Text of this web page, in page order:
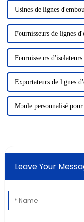
Usines de lignes
Fournisseurs de lignes
Fournisseurs
Exportateurs de lignes
Moule personnalisé
Leave Your